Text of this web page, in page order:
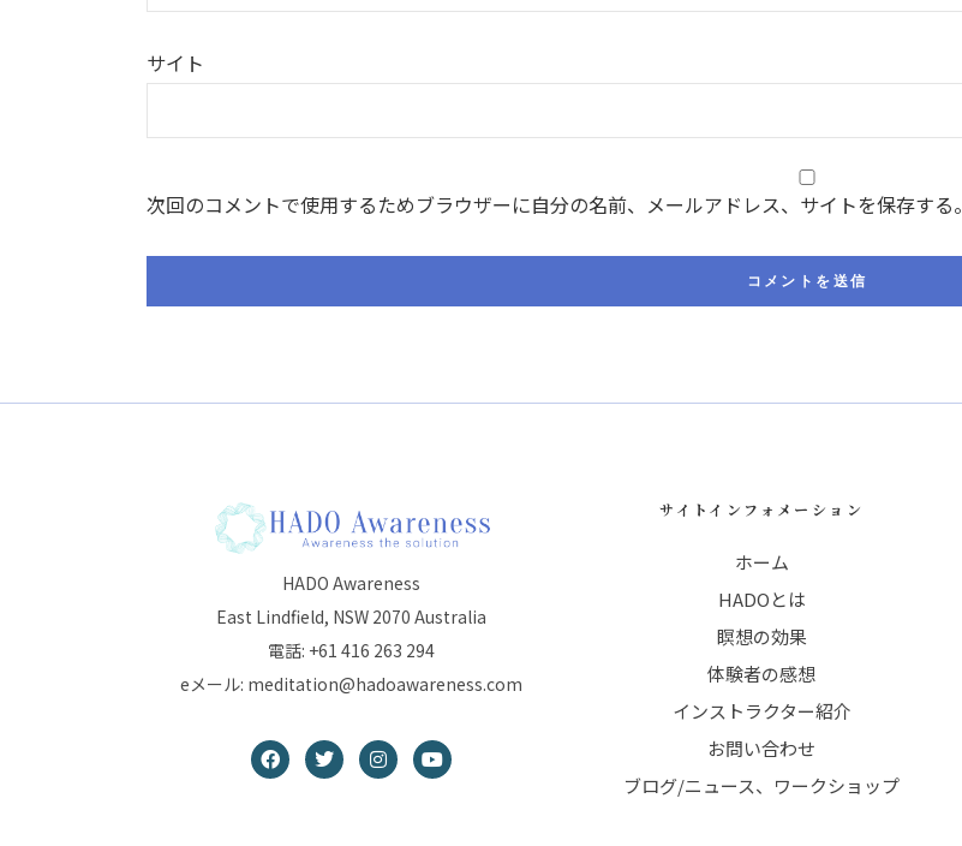
サイト
次回のコメントで使用するためブラウザーに自分の名前、メールアドレス、サイトを保存する。
HADO Awareness
East Lindfield, NSW 2070 Australia
電話: +61 416 263 294
eメール: meditation@hadoawareness.com
サイトインフォメーション
ホーム
HADOとは
瞑想の効果
体験者の感想
インストラクター紹介
お問い合わせ
ブログ/ニュース、ワークショップ